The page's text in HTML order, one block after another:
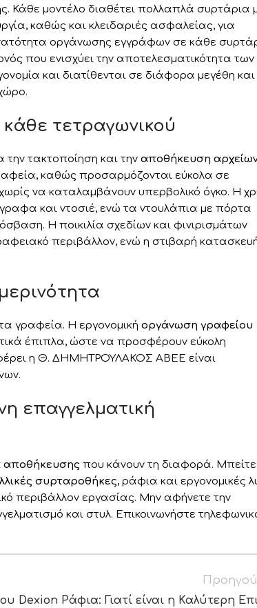
Κάθε μοντέλο διαθέτει πολλαπλά συρτάρια
καθώς και κλειδαριές ασφαλείας, για
οργάνωσης εγγράφων σε κάθε
που ενισχύει την αποτελεσματικότητα των
και διατίθενται σε διάφορα μεγέθη και
τετραγωνικού
τακτοποίηση και την αποθήκευση
καθώς προσαρμόζονται εύκολα σε
να καταλαμβάνουν υπερβολικό όγκο. Η
και ντοσιέ, ενώ τα ντουλάπια με πόρτα
Η ποικιλία σχεδίων και φινιρισμάτων
περιβάλλον, ενώ η στιβαρή
γραφεία. Η εργονομική οργάνωση γραφείου
έπιπλα, ώστε να προσφέρουν εύκολη
η Θ. ΔΗΜΗΤΡΟΥΛΑΚΟΣ ΑΒΕΕ είναι
επαγγελματική
αποθήκευσης που κάνουν τη διαφορά. Μπείτε
συρταροθήκες, ράφια και εργονομικές
περιβάλλον εργασίας. Μην αφήνετε την
και στυλ. Επικοινωνήστε
Dexion Ράφια: Γιατί είναι η Καλύτερη